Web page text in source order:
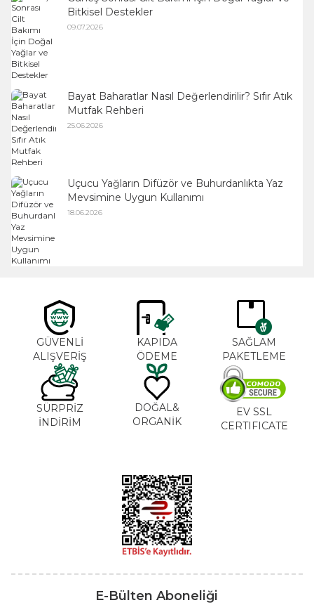
Bitkisel Destekler
09.07.2026
Bayat Baharatlar Nasıl Değerlendirilir? Sıfır Atık
Mutfak Rehberi
25.06.2026
Uçucu Yağların Difüzör ve Buhurdanlıkta Yaz
Mevsimine Uygun Kullanımı
18.06.2026
GÜVENLİ
ALIŞVERİŞ
KAPIDA
ÖDEME
SAĞLAM
PAKETLEME
SÜRPRİZ
İNDİRİM
DOĞAL&
ORGANİK
EV SSL
CERTIFICATE
E-Bülten Aboneliği